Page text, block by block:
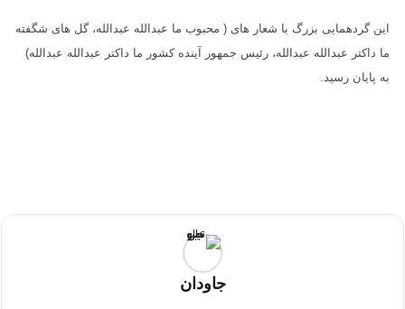
این گردهمایی بزرگ با شعار های ( محبوب ما عبدالله عبدالله، گل های شگفته
ما داکتر عبدالله عبدالله، رئیس جمهور آینده کشور ما داکتر عبدالله عبدالله)
به پایان رسید.
جاودان